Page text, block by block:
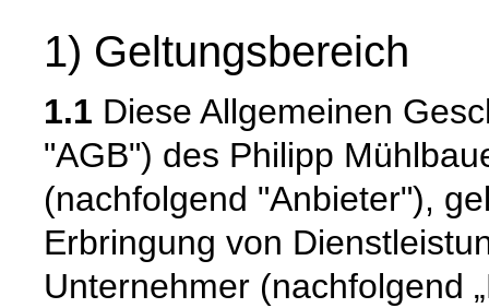
1) Geltungsbereich
1.1 Diese Allgemeinen
"AGB") des Philipp
(nachfolgend "Anbieter"),
Erbringung von
Unternehmer (nachfolgend